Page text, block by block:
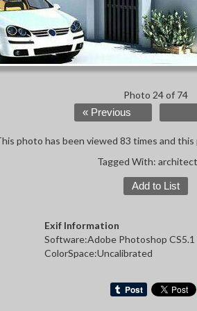
Photo 24 of 74
« Previous
photo has been viewed 83 times and
Tagged With:
Add to List
Exif Information
Software:Adobe Photoshop
ColorSpace:Uncalibrated